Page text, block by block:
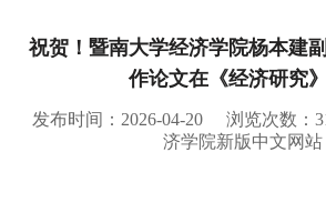
学院党建
校友服务
祝贺！暨南大学经济学院杨本建
作论文在《经济研究
发布时间：2026-04-20 浏览次数：
济学院新版中文网站